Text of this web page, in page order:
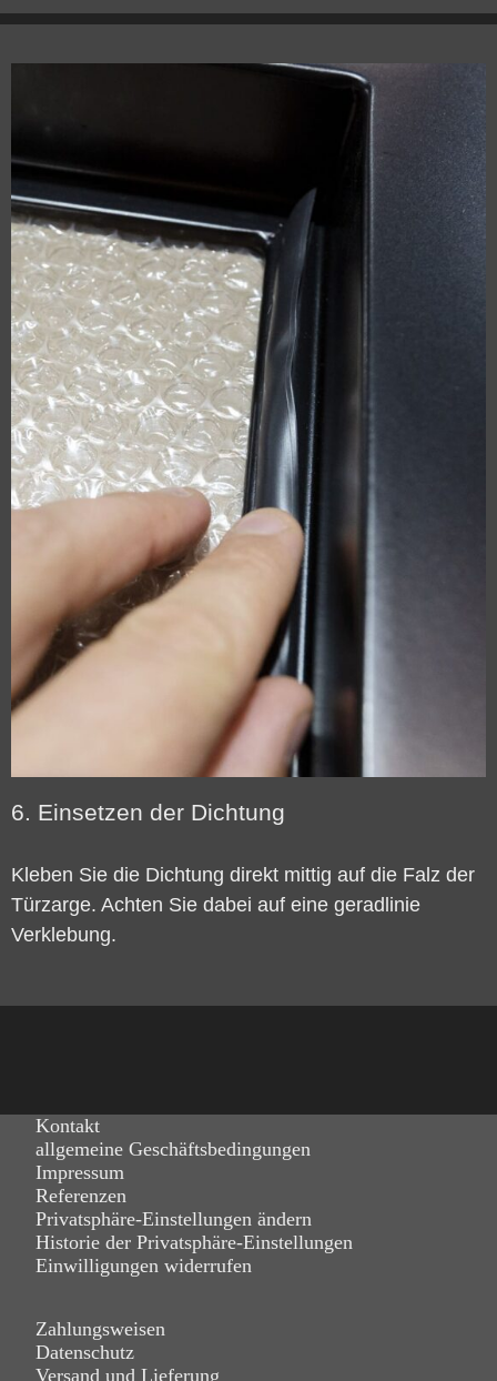
6. Einsetzen der Dichtung
Kleben Sie die Dichtung direkt mittig auf die Falz der
Türzarge. Achten Sie dabei auf eine geradlinie
Verklebung.
Kontakt
allgemeine Geschäftsbedingungen
Impressum
Referenzen
Privatsphäre-Einstellungen ändern
Historie der Privatsphäre-Einstellungen
Einwilligungen widerrufen
Zahlungsweisen
Datenschutz
Versand und Lieferung